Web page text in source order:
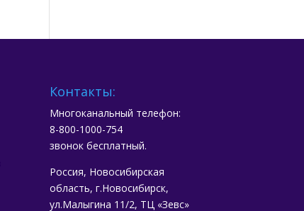
Контакты:
Многоканальный телефон:
8-800-1000-754
звонок бесплатный.
Россия, Новосибирская
область, г.Новосибирск,
ул.Малыгина 11/2, ТЦ «Зевс»